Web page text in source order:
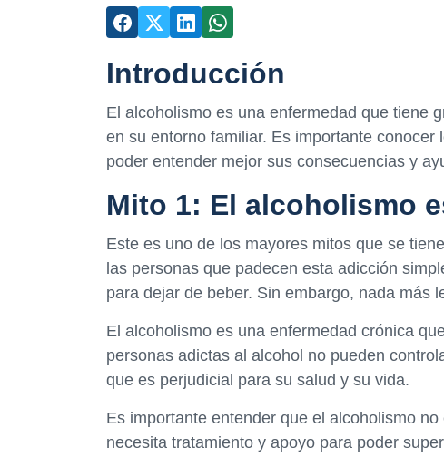
Introducción
El alcoholismo es una enfermedad que tiene
en su entorno familiar. Es importante
poder entender mejor sus consecuencias y
Mito 1: El alcoholismo
Este es uno de los mayores mitos que se
las personas que padecen esta adicción
para dejar de beber. Sin embargo, nada más
El alcoholismo es una enfermedad crónica
personas adictas al alcohol no pueden
que es perjudicial para su salud y su vida.
Es importante entender que el alcoholismo
necesita tratamiento y apoyo para poder